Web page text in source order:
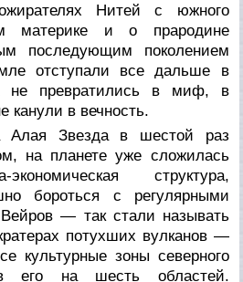
Нитей с южного
материке и о прародине
последующим поколением
отступали все дальше в
не превратились в миф, в
канули в вечность.
Алая Звезда в шестой раз
на планете уже сложилась
структура,
бороться с регулярными
— так стали называть
потухших вулканов —
культурные зоны северного
его на шесть областей.